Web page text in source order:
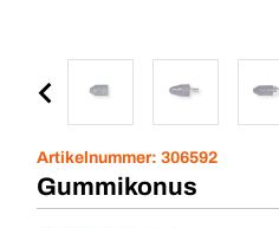
Artikelnummer: 306592
Gummikonus